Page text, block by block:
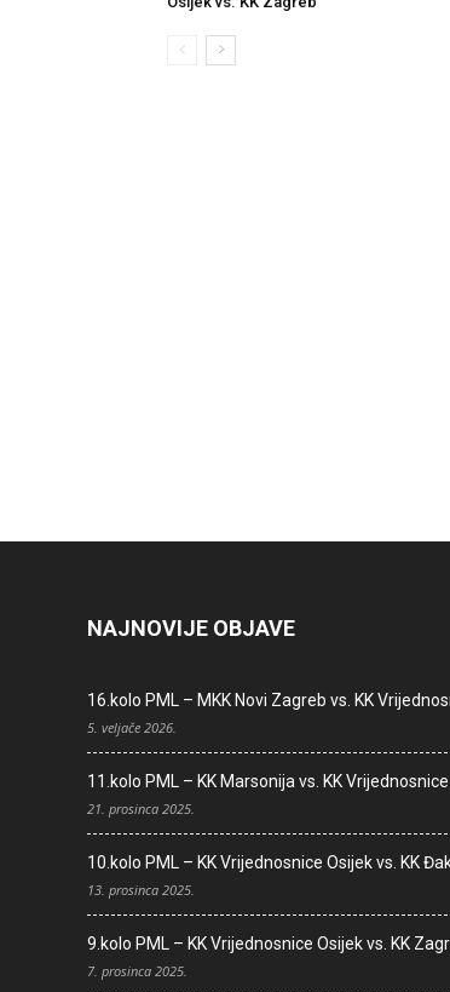
NAJNOVIJE OBJAVE
16.kolo PML – MKK Novi Zagreb vs. KK
5. veljače 2026.
11.kolo PML – KK Marsonija vs. KK
21. prosinca 2025.
10.kolo PML – KK Vrijednosnice Osijek vs. KK
13. prosinca 2025.
9.kolo PML – KK Vrijednosnice Osijek vs. KK
7. prosinca 2025.